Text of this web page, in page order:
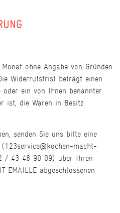
ohne Angabe von Gründen
Widerrufsfrist beträgt einen
oder ein von Ihnen benannter
ist, die Waren in Besitz
senden Sie uns bitte eine
macht-
/ 43 48 90 09) über Ihren
EMAILLE abgeschlossenen